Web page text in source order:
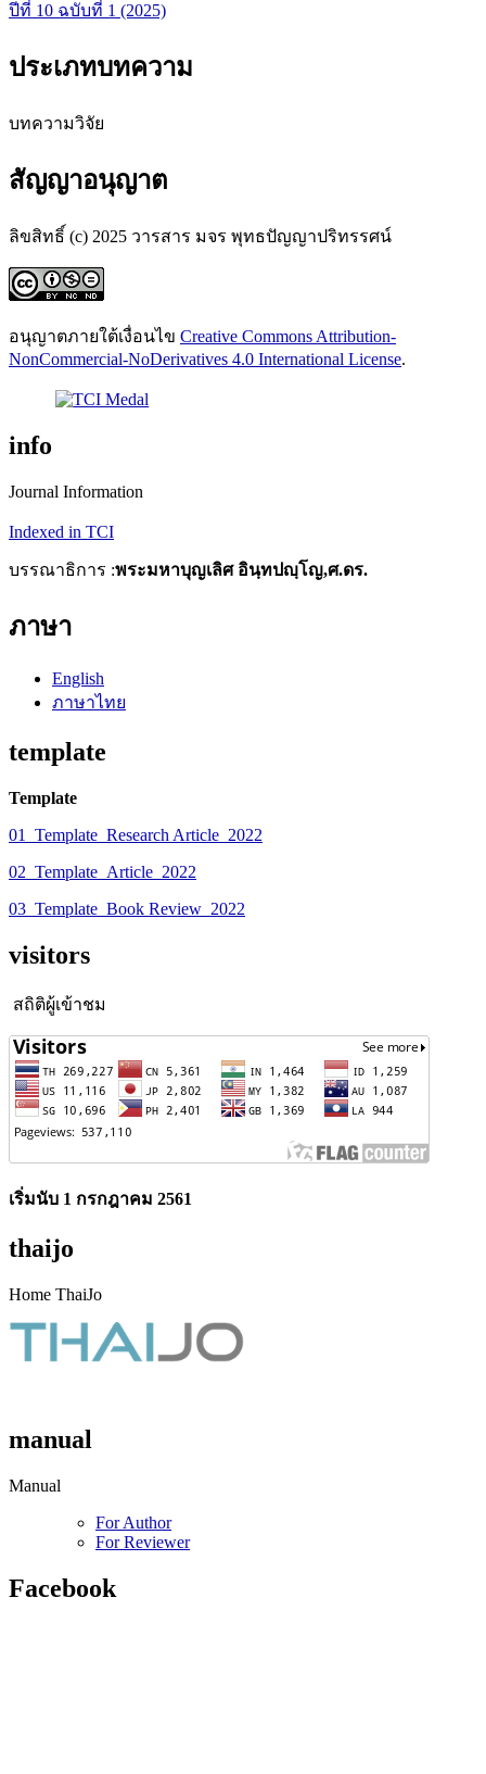
ปีที่ 10 ฉบับที่ 1 (2025)
ประเภทบทความ
บทความวิจัย
สัญญาอนุญาต
ลิขสิทธิ์ (c) 2025 วารสาร มจร พุทธปัญญาปริทรรศน์
อนุญาตภายใต้เงื่อนไข Creative Commons Attribution-
NonCommercial-NoDerivatives 4.0 International License.
info
Journal Information
Indexed in TCI
บรรณาธิการ :พระมหาบุญเลิศ อินฺทปญฺโญ,ศ.ดร.
ภาษา
English
ภาษาไทย
template
Template
01_Template_Research Article_2022
02_Template_Article_2022
03_Template_Book Review_2022
visitors
สถิติผู้เข้าชม
เริ่มนับ 1 กรกฎาคม 2561
thaijo
Home ThaiJo
manual
Manual
For Author
For Reviewer
Facebook